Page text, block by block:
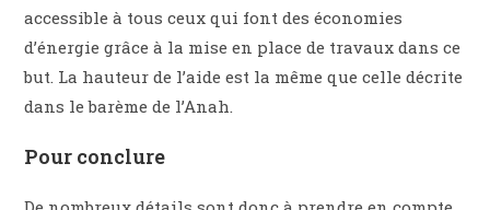
accessible à tous ceux qui font des économies
d’énergie grâce à la mise en place de travaux dans ce
but. La hauteur de l’aide est la même que celle décrite
dans le barème de l’Anah.
Pour conclure